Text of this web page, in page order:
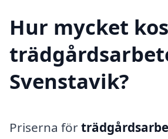
Hur mycket
Svenstavik?
Priserna för